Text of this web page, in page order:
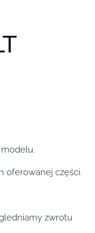
oferowanej części.
zwrotu